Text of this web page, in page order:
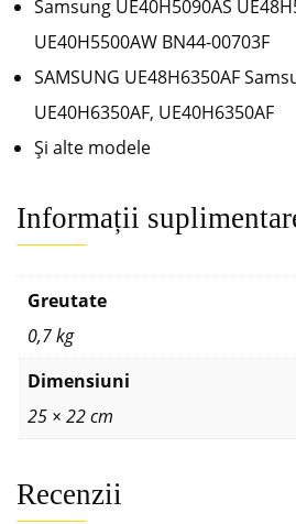
Samsung UE40H5090AS
UE40H5500AW BN44-00703F
SAMSUNG UE48H6350AF
UE40H6350AF, UE40H6350AF
Și alte modele
Informații
Greutate
0,7 kg
Dimensiuni
25 × 22 cm
Recenzii